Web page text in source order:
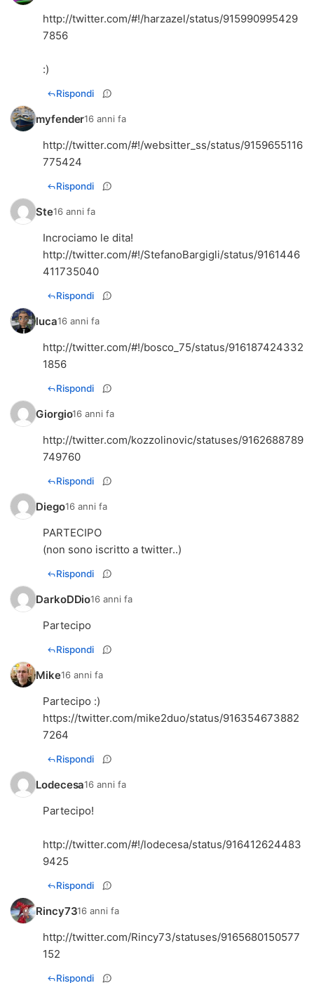
http://twitter.com/#!/harzazel/status/915990995429
7856
:)
Rispondi
myfender16 anni fa
http://twitter.com/#!/websitter_ss/status/9159655116
775424
Rispondi
Ste16 anni fa
http://twitter.com/#!/StefanoBargigli/status/9161446
411735040
Rispondi
luca16 anni fa
http://twitter.com/#!/bosco_75/status/916187424332
1856
Rispondi
Giorgio16 anni fa
http://twitter.com/kozzolinovic/statuses/9162688789
749760
Rispondi
Diego16 anni fa
PARTECIPO
(non sono iscritto a twitter..)
Rispondi
DarkoDDio16 anni fa
Partecipo
Rispondi
Mike16 anni fa
https://twitter.com/mike2duo/status/916354673882
7264
Rispondi
Lodecesa16 anni fa
Partecipo!
http://twitter.com/#!/lodecesa/status/916412624483
9425
Rispondi
Rincy7316 anni fa
http://twitter.com/Rincy73/statuses/9165680150577
152
Rispondi